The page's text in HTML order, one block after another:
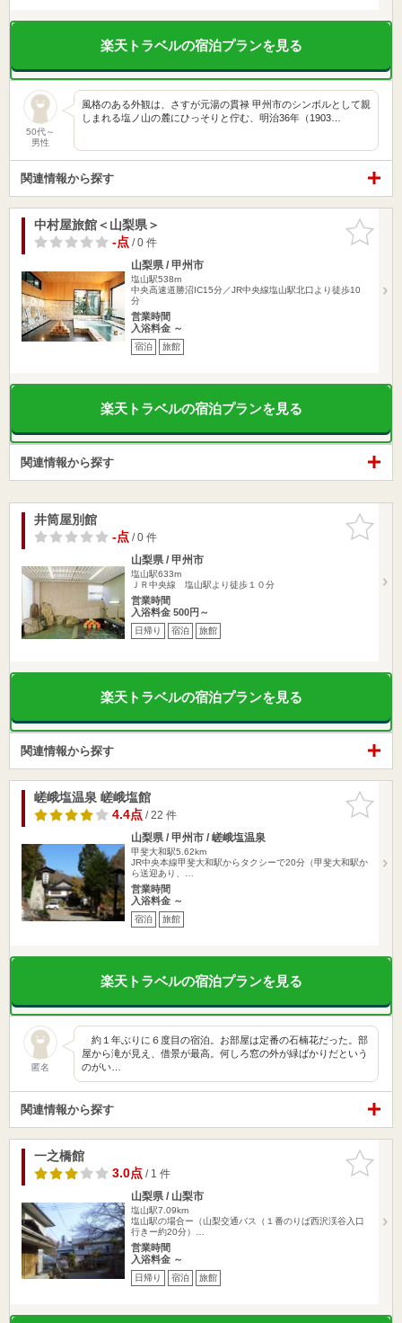
楽天トラベルの宿泊プランを見る
50代～
男性
風格のある外観は、さすが元湯の貫禄 甲州市のシンボルとして親
しまれる塩ノ山の麓にひっそりと佇む、明治36年（1903…
関連情報から探す
お気に入
りに追加
中村屋旅館＜山梨県＞
-点/ 0 件
山梨県 / 甲州市
塩山駅538m
中央高速道勝沼IC15分／JR中央線塩山駅北口より徒歩10
分
営業時間
入浴料金 ～
宿泊 旅館
楽天トラベルの宿泊プランを見る
関連情報から探す
お気に入
りに追加
井筒屋別館
-点/ 0 件
山梨県 / 甲州市
塩山駅633m
ＪＲ中央線 塩山駅より徒歩１０分
営業時間
入浴料金 500円～
日帰り 宿泊 旅館
楽天トラベルの宿泊プランを見る
関連情報から探す
お気に入
りに追加
嵯峨塩温泉 嵯峨塩館
4.4点/ 22 件
山梨県 / 甲州市 / 嵯峨塩温泉
甲斐大和駅5.62km
JR中央本線甲斐大和駅からタクシーで20分（甲斐大和駅か
ら送迎あり、…
営業時間
入浴料金 ～
宿泊 旅館
楽天トラベルの宿泊プランを見る
匿名
約１年ぶりに６度目の宿泊。お部屋は定番の石楠花だった。部
屋から滝が見え、借景が最高。何しろ窓の外が緑ばかりだという
のがい…
関連情報から探す
お気に入
りに追加
一之橋館
3.0点/ 1 件
山梨県 / 山梨市
塩山駅7.09km
塩山駅の場合ー（山梨交通バス（１番のりば西沢渓谷入口
行きー約20分）…
営業時間
入浴料金 ～
日帰り 宿泊 旅館